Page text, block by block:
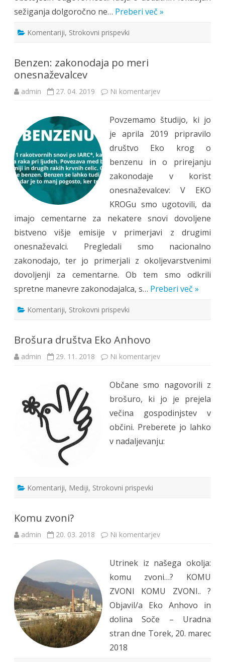
sežiganja dolgoročno ne… Preberi več »
Komentariji, Strokovni prispevki
Benzen: zakonodaja po meri
onesnaževalcev
admin 27. 04. 2019 Ni komentarjevna
meri
onesnaževalcev
Povzemamo študijo, ki jo
je aprila 2019 pripravilo
društvo Eko krog o
benzenu in o prirejanju
zakonodaje v korist
onesnaževalcev: V EKO
KROGu smo ugotovili, da
imajo cementarne za nekatere snovi dovoljene
bistveno višje emisije v primerjavi z drugimi
onesnaževalci. Pregledali smo nacionalno
zakonodajo, ter jo primerjali z okoljevarstvenimi
dovoljenji za cementarne. Ob tem smo odkrili
spretne manevre zakonodajalca, s… Preberi več »
Komentariji, Strokovni prispevki
Brošura društva Eko Anhovo
admin 29. 11. 2018 Ni komentarjevna
Anhovo
Občane smo nagovorili z
brošuro, ki jo je prejela
večina gospodinjstev v
občini. Preberete jo lahko
v nadaljevanju:
Komentariji, Mediji, Strokovni prispevki
Komu zvoni?
admin 20. 03. 2018 Ni komentarjevna
Utrinek iz našega okolja:
komu zvoni…? KOMU
ZVONI KOMU ZVONI.. ?
Objavil/a Eko Anhovo in
dolina Soče – Uradna
stran dne Torek, 20. marec
2018